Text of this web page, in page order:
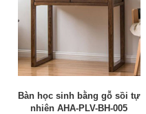
Bàn học sinh bằng gỗ sồi tự
nhiên AHA-PLV-BH-005